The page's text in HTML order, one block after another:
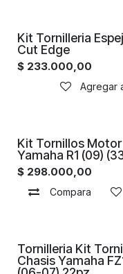
Kit Tornilleria
Cut Edge
$ 233.000,00
Agregar
Kit Tornillos Motor
Yamaha R1 (09)
$ 298.000,00
Compara
Tornilleria Kit
Chasis Yamaha